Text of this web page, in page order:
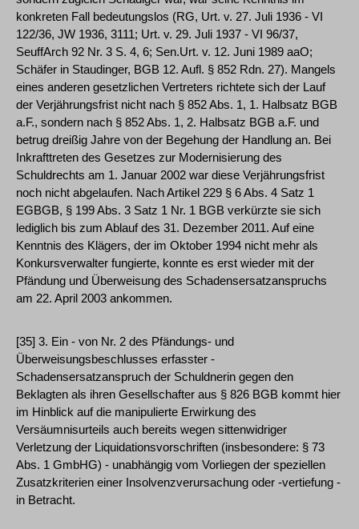
konkreten Fall bedeutungslos (RG, Urt. v. 27. Juli 1936 - VI
122/36, JW 1936, 3111; Urt. v. 29. Juli 1937 - VI 96/37,
SeuffArch 92 Nr. 3 S. 4, 6; Sen.Urt. v. 12. Juni 1989 aaO;
Schäfer in Staudinger, BGB 12. Aufl. § 852 Rdn. 27). Mangels
eines anderen gesetzlichen Vertreters richtete sich der Lauf
der Verjährungsfrist nicht nach § 852 Abs. 1, 1. Halbsatz BGB
a.F., sondern nach § 852 Abs. 1, 2. Halbsatz BGB a.F. und
betrug dreißig Jahre von der Begehung der Handlung an. Bei
Inkrafttreten des Gesetzes zur Modernisierung des
Schuldrechts am 1. Januar 2002 war diese Verjährungsfrist
noch nicht abgelaufen. Nach Artikel 229 § 6 Abs. 4 Satz 1
EGBGB, § 199 Abs. 3 Satz 1 Nr. 1 BGB verkürzte sie sich
lediglich bis zum Ablauf des 31. Dezember 2011. Auf eine
Kenntnis des Klägers, der im Oktober 1994 nicht mehr als
Konkursverwalter fungierte, konnte es erst wieder mit der
Pfändung und Überweisung des Schadensersatzanspruchs
am 22. April 2003 ankommen.
[35] 3. Ein - von Nr. 2 des Pfändungs- und
Überweisungsbeschlusses erfasster -
Schadensersatzanspruch der Schuldnerin gegen den
Beklagten als ihren Gesellschafter aus § 826 BGB kommt hier
im Hinblick auf die manipulierte Erwirkung des
Versäumnisurteils auch bereits wegen sittenwidriger
Verletzung der Liquidationsvorschriften (insbesondere: § 73
Abs. 1 GmbHG) - unabhängig vom Vorliegen der speziellen
Zusatzkriterien einer Insolvenzverursachung oder -vertiefung -
in Betracht.